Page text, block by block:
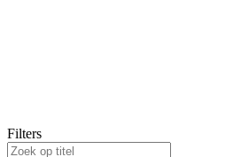
Filters